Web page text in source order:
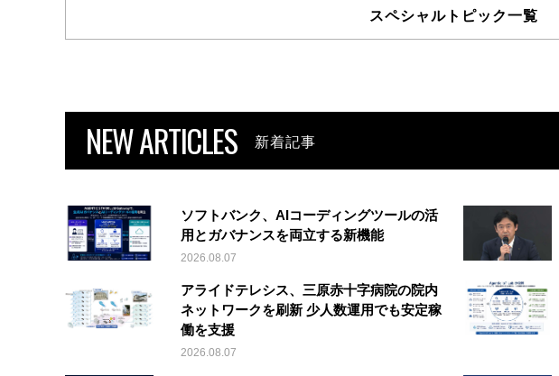
スペシャルトピック一覧
NEW ARTICLES 新着記事
ソフトバンク、AIコーディングツールの活
用とガバナンスを両立する新機能
2026.08.07
アライドテレシス、三原赤十字病院の院内
ネットワークを刷新 少人数運用でも安定稼
働を支援
2026.08.07